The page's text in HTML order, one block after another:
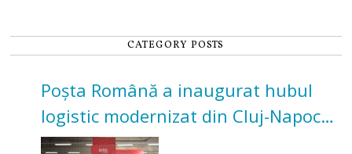
CATEGORY POSTS
Poșta Română a inaugurat hubul
logistic modernizat din Cluj-Napoca.
Investiție de 3 milioane de euro